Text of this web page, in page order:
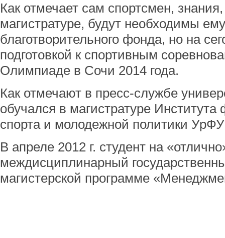
Как отмечает сам спортсмен,
магистратуре, будут необходимы
благотворительного фонда, но на
подготовкой к спортивным
Олимпиаде в Сочи 2014 года.
Как отмечают в пресс-службе
обучался в магистратуре Института
спорта и молодежной политики УрФУ
В апреле 2012 г. студент на
междисциплинарный
магистерской программе